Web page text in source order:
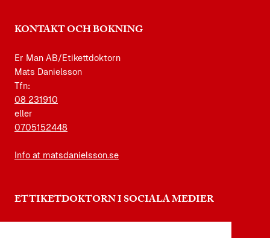
KONTAKT OCH BOKNING
Er Man AB/Etikettdoktorn
Mats Danielsson
Tfn:
08 231910
eller
0705152448
Info at matsdanielsson.se
ETTIKETDOKTORN I SOCIALA MEDIER